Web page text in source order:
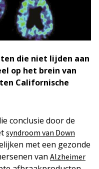
die niet lijden aan
op het brein van
Californische
conclusie door de
syndroom van Down
met een gezonde
van Alzheimer